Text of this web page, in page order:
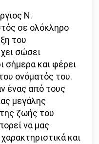
Ν.
σε ολόκληρο
του
σώσει
σήμερα και φέρει
ονόματός του.
ένας από τους
μεγάλης
ζωής του
να μας
και